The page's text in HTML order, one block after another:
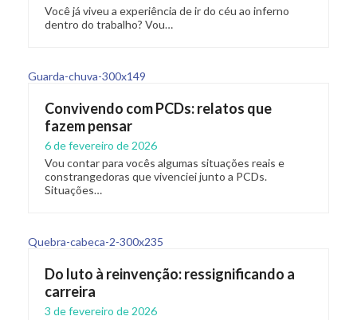
Você já viveu a experiência de ir do céu ao inferno
dentro do trabalho? Vou…
Convivendo com PCDs: relatos que
fazem pensar
6 de fevereiro de 2026
Vou contar para vocês algumas situações reais e
constrangedoras que vivenciei junto a PCDs.
Situações…
Do luto à reinvenção: ressignificando a
carreira
3 de fevereiro de 2026